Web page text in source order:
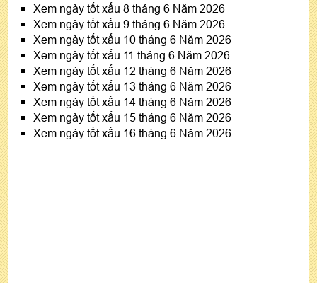
Xem ngày tốt xấu 8 tháng 6 Năm 2026
Xem ngày tốt xấu 9 tháng 6 Năm 2026
Xem ngày tốt xấu 10 tháng 6 Năm 2026
Xem ngày tốt xấu 11 tháng 6 Năm 2026
Xem ngày tốt xấu 12 tháng 6 Năm 2026
Xem ngày tốt xấu 13 tháng 6 Năm 2026
Xem ngày tốt xấu 14 tháng 6 Năm 2026
Xem ngày tốt xấu 15 tháng 6 Năm 2026
Xem ngày tốt xấu 16 tháng 6 Năm 2026